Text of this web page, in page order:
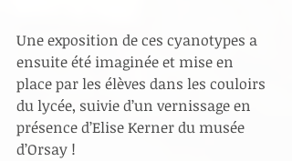
Une exposition de ces cyanotypes a
ensuite été imaginée et mise en
place par les élèves dans les couloirs
du lycée, suivie d’un vernissage en
présence d’Elise Kerner du musée
d’Orsay !